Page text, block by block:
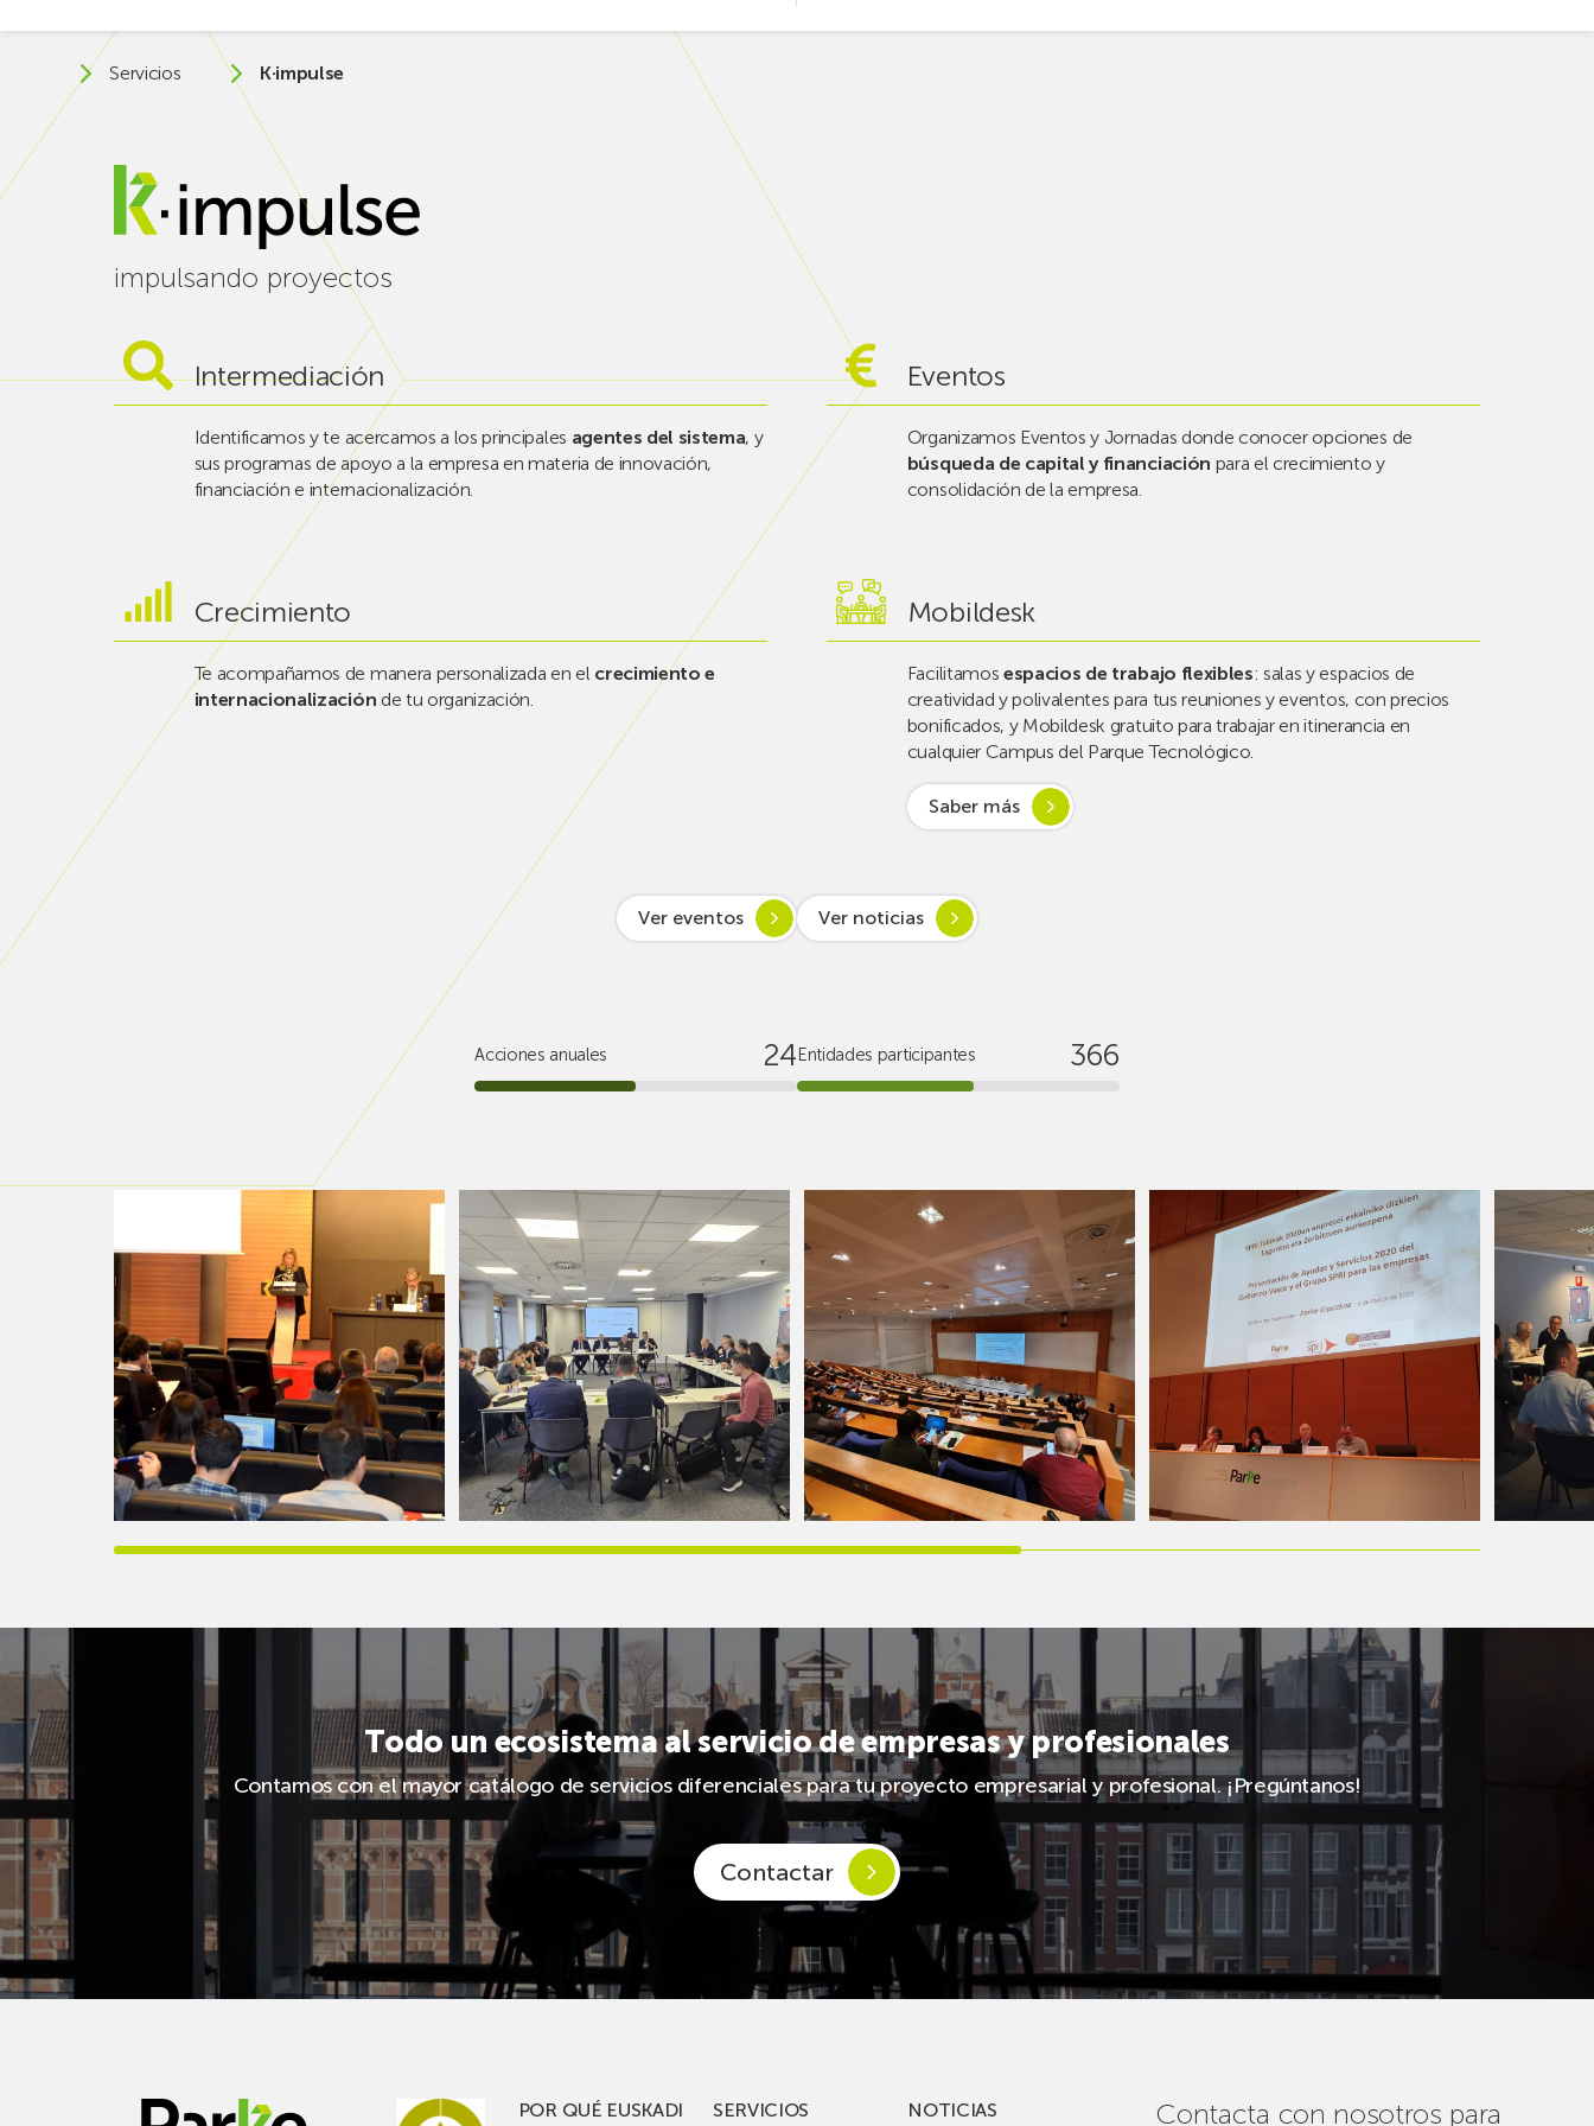
Servicios K·impulse
impulsando proyectos
Intermediación
Identificamos y te acercamos a los principales agentes del sistema, y
sus programas de apoyo a la empresa en materia de innovación,
financiación e internacionalización.
Eventos
Organizamos Eventos y Jornadas donde conocer opciones de
búsqueda de capital y financiación para el crecimiento y
consolidación de la empresa.
Crecimiento
Te acompañamos de manera personalizada en el crecimiento e
internacionalización de tu organización.
Mobildesk
Facilitamos espacios de trabajo flexibles: salas y espacios de
creatividad y polivalentes para tus reuniones y eventos, con precios
bonificados, y Mobildesk gratuito para trabajar en itinerancia en
cualquier Campus del Parque Tecnológico.
Saber más
Ver eventos Ver noticias
Acciones anuales 24 Entidades participantes 366
Todo un ecosistema al servicio de empresas y profesionales
Contamos con el mayor catálogo de servicios diferenciales para tu proyecto empresarial y profesional. ¡Pregúntanos!
Contactar
POR QUÉ EUSKADI SERVICIOS NOTICIAS Contacta con nosotros para